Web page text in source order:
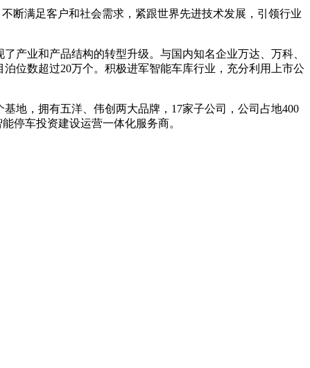
断满足客户和社会需求，紧跟世界先进技术发展，引领行业
产业和产品结构的转型升级。与国内知名企业万达、万科、
位数超过20万个。积极进军智能车库行业，充分利用上市公
地，拥有五洋、伟创两大品牌，17家子公司，公司占地400
停车投资建设运营一体化服务商。